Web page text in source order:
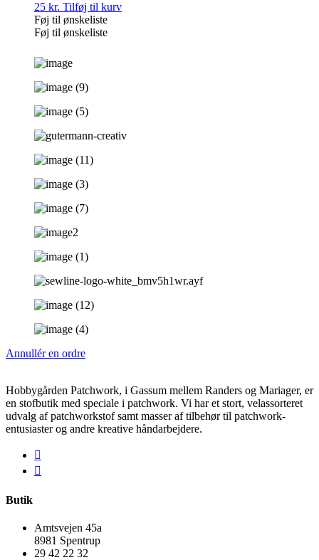
25 kr. Tilføj til kurv
Føj til ønskeliste
Føj til ønskeliste
Annullér en ordre
Hobbygården Patchwork, i Gassum mellem Randers og Mariager, er
en stofbutik med speciale i patchwork. Vi har et stort, velassorteret
udvalg af patchworkstof samt masser af tilbehør til patchwork-
entusiaster og andre kreative håndarbejdere.
Butik
Amtsvejen 45a
8981 Spentrup
29 42 22 32